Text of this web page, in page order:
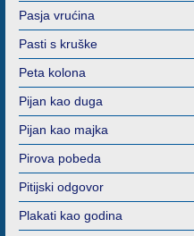
Pasja vrućina
Pasti s kruške
Peta kolona
Pijan kao duga
Pijan kao majka
Pirova pobeda
Pitijski odgovor
Plakati kao godina